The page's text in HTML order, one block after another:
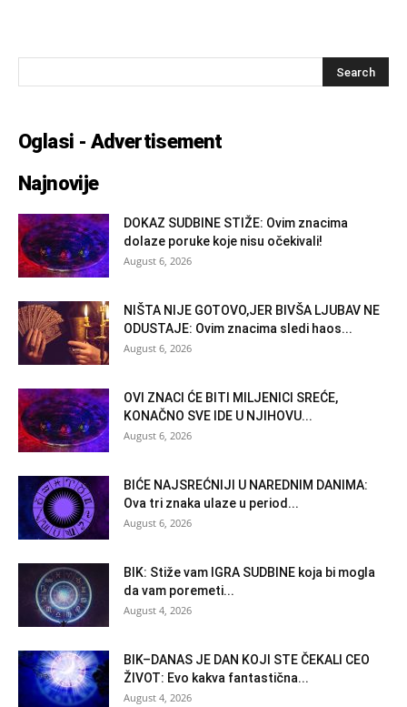
Oglasi - Advertisement
Najnovije
DOKAZ SUDBINE STIŽE: Ovim znacima
dolaze poruke koje nisu očekivali!
August 6, 2026
NIŠTA NIJE GOTOVO,JER BIVŠA LJUBAV NE
ODUSTAJE: Ovim znacima sledi haos...
August 6, 2026
OVI ZNACI ĆE BITI MILJENICI SREĆE,
KONAČNO SVE IDE U NJIHOVU...
August 6, 2026
BIĆE NAJSREĆNIJI U NAREDNIM DANIMA:
Ova tri znaka ulaze u period...
August 6, 2026
BIK: Stiže vam IGRA SUDBINE koja bi mogla
da vam poremeti...
August 4, 2026
BIK–DANAS JE DAN KOJI STE ČEKALI CEO
ŽIVOT: Evo kakva fantastična...
August 4, 2026